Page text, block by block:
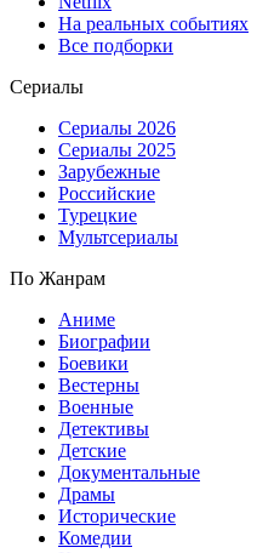
На реальных событиях
Все подборки
Сериалы
Сериалы 2026
Сериалы 2025
Зарубежные
Российские
Турецкие
Мультсериалы
По Жанрам
Аниме
Биографии
Боевики
Вестерны
Военные
Детективы
Детские
Документальные
Драмы
Исторические
Комедии